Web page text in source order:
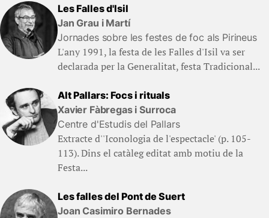
Les Falles d'Isil
Jan Grau i Martí
Jornades sobre les festes de foc als Pirineus
L'any 1991, la festa de les Falles d'Isil va ser
declarada per la Generalitat, festa Tradicional...
Alt Pallars: Focs i rituals
Xavier Fàbregas i Surroca
Centre d'Estudis del Pallars
Extracte d''Iconologia de l'espectacle' (p. 105-
113). Dins el catàleg editat amb motiu de la
Festa...
Les falles del Pont de Suert
Joan Casimiro Bernades